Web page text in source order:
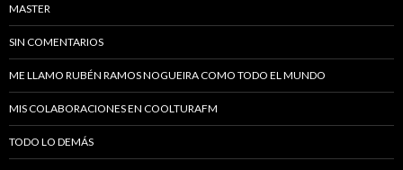
MASTER
SIN COMENTARIOS
ME LLAMO RUBÉN RAMOS NOGUEIRA COMO TODO EL MUNDO
MIS COLABORACIONES EN COOLTURAFM
TODO LO DEMÁS